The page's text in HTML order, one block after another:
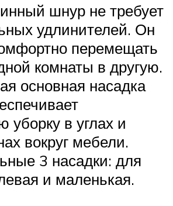
шнур не требует
удлинителей. Он
перемещать
комнаты в другую.
основная насадка
уборку в углах и
вокруг мебели.
3 насадки: для
и маленькая.